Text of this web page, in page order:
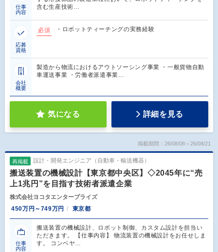
仕事
内容
含む生産技術…
応募
資格
必須 ・ロボットティーチングの実務経験
会社
概要
製造から物流におけるアウトソーシング事業 ・一般貨物自動
車運送事業 ・労働者派遣事業…
気になる 詳細を見る
掲載期間：26/08/08～26/08/21
再掲載 設計・開発エンジニア（自動車・輸送機器）
搬送装置の機械設計【東京都中央区】◇2045年に“売
上1兆円”を目指す技術者派遣企業
株式会社ヨコタエンタープライズ
450万円～749万円
東京都
仕事
内容
搬送装置の機械設計、ロボット制御、カスタム設計を担当い
ただきます。 【仕事内容】 物流装置の機械設計をお任せしま
す。 コンベヤ…